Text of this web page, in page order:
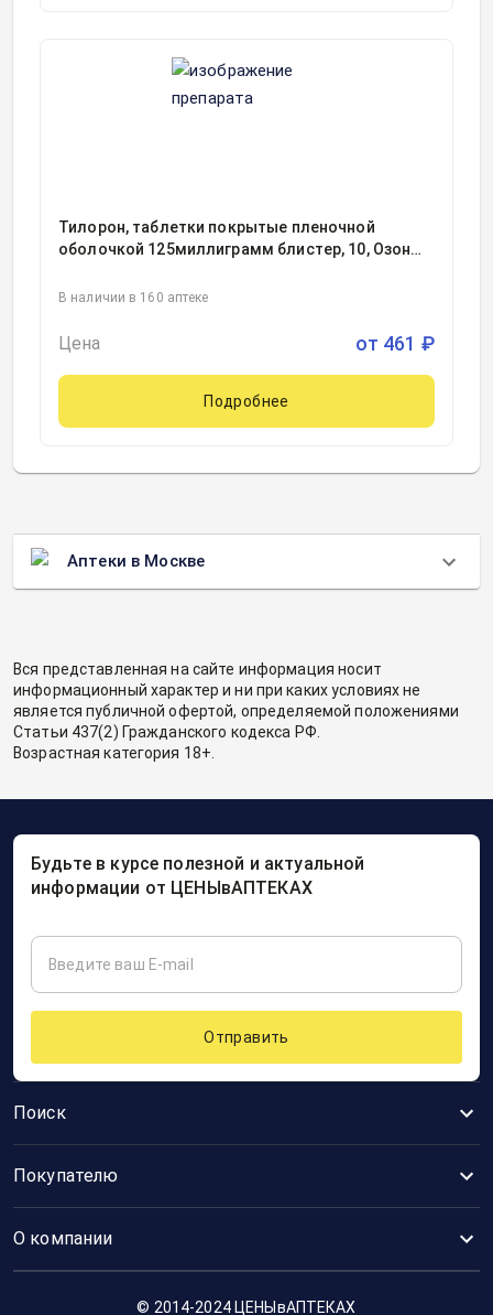
Тилорон, таблетки покрытые пленочной
оболочкой 125миллиграмм блистер, 10, Озон
В наличии в 160 аптеке
Цена от 461 ₽
Подробнее
Аптеки в Москве
Вся представленная на сайте информация носит
информационный характер и ни при каких условиях не
является публичной офертой, определяемой положениями
Статьи 437(2) Гражданского кодекса РФ.
Возрастная категория 18+.
Поиск
Покупателю
О компании
Будьте в курсе полезной и актуальной
информации от ЦЕНЫвАПТЕКАХ
Отправить
© 2014-2024 ЦЕНЫвАПТЕКАХ